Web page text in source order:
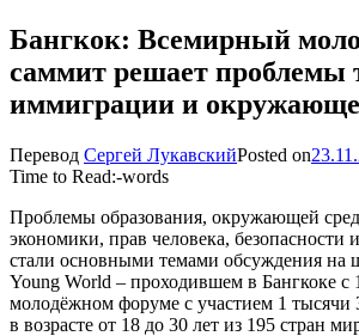
Бангкок: Всемирный
саммит решает проблемы
иммиграции и
Перевод Сергей ЛукавскийPosted on
Time to Read:-words
Проблемы образования, окружающей
экономики, прав человека, безопасности
стали основными темами обсуждения на
Young World – проходившем в Бангкоке с
молодёжном форуме с участием 1 тысячи
в возрасте от 18 до 30 лет из 195 стран